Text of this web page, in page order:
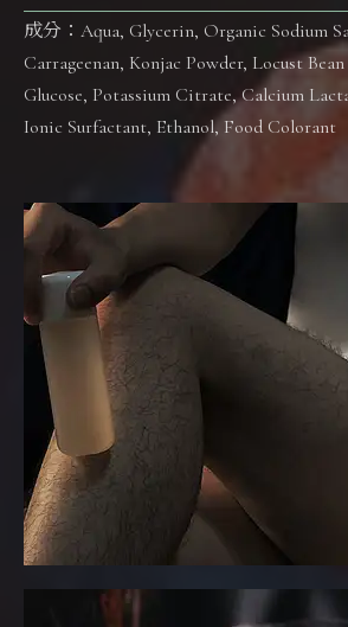
成分：Aqua, Glycerin, Organic Sodium
Carrageenan, Konjac Powder, Locust Bean
Glucose, Potassium Citrate, Calcium
Ionic Surfactant, Ethanol, Food Colorant